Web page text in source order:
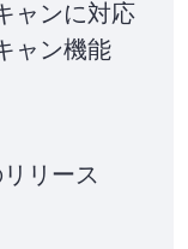
ャンに対応
ャン機能
リース